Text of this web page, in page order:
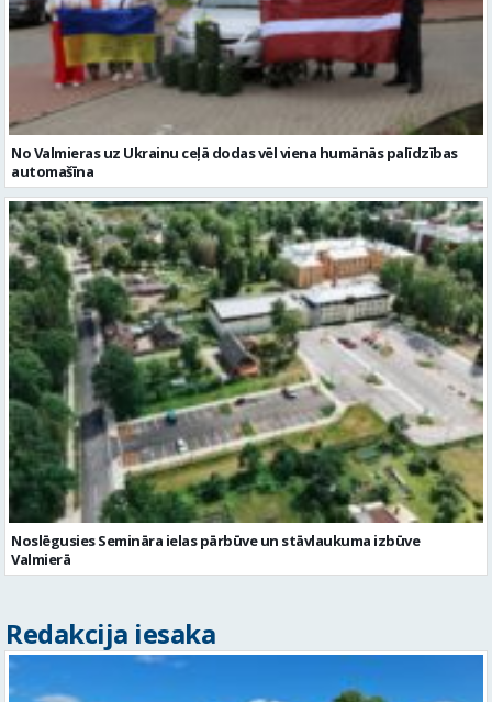
No Valmieras uz Ukrainu ceļā dodas vēl viena humānās palīdzības
automašīna
Noslēgusies Semināra ielas pārbūve un stāvlaukuma izbūve
Valmierā
Redakcija iesaka